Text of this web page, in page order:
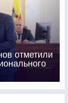
отметили